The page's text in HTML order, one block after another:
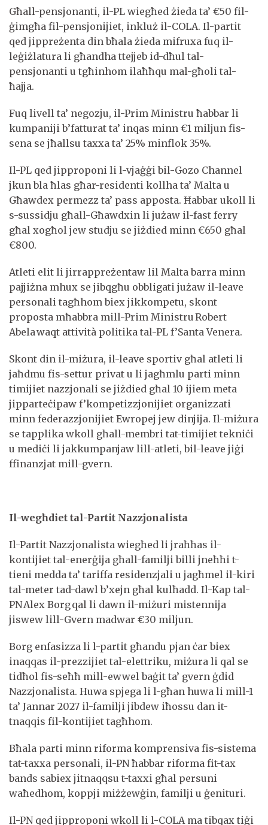
Għall-pensjonanti, il-PL wiegħed żieda ta’ €50 fil-
ġimgħa fil-pensjonijiet, inkluż il-COLA. Il-partit
qed jippreżenta din bħala żieda mifruxa fuq il-
leġiżlatura li għandha ttejjeb id-dħul tal-
pensjonanti u tgħinhom ilaħħqu mal-għoli tal-
ħajja.
Fuq livell ta’ negozju, il-Prim Ministru ħabbar li
kumpaniji b’fatturat ta’ inqas minn €1 miljun fis-
sena se jħallsu taxxa ta’ 25% minflok 35%.
Il-PL qed jipproponi li l-vjaġġi bil-Gozo Channel
jkun bla ħlas għar-residenti kollha ta’ Malta u
Għawdex permezz ta’ pass apposta. Ħabbar ukoll li
s-sussidju għall-Għawdxin li jużaw il-fast ferry
għal xogħol jew studju se jiżdied minn €650 għal
€800.
Atleti elit li jirrappreżentaw lil Malta barra minn
pajjiżna mhux se jibqgħu obbligati jużaw il-leave
personali tagħhom biex jikkompetu, skont
proposta mħabbra mill-Prim Ministru Robert
Abela waqt attività politika tal-PL f’Santa Venera.
Skont din il-miżura, il-leave sportiv għal atleti li
jaħdmu fis-settur privat u li jagħmlu parti minn
timijiet nazzjonali se jiżdied għal 10 ijiem meta
jipparteċipaw f’kompetizzjonijiet organizzati
minn federazzjonijiet Ewropej jew dinjija. Il-miżura
se tapplika wkoll għall-membri tat-timijiet tekniċi
u mediċi li jakkumpanjaw lill-atleti, bil-leave jiġi
ffinanzjat mill-gvern.
Il-wegħdiet tal-Partit Nazzjonalista
Il-Partit Nazzjonalista wiegħed li jraħħas il-
kontijiet tal-enerġija għall-familji billi jneħħi t-
tieni medda ta’ tariffa residenzjali u jagħmel il-kiri
tal-meter tad-dawl b’xejn għal kulħadd. Il-Kap tal-
PN Alex Borg qal li dawn il-miżuri mistennija
jiswew lill-Gvern madwar €30 miljun.
Borg enfasizza li l-partit għandu pjan ċar biex
inaqqas il-prezzijiet tal-elettriku, miżura li qal se
tidħol fis-seħħ mill-ewwel baġit ta’ gvern ġdid
Nazzjonalista. Huwa spjega li l-għan huwa li mill-1
ta’ Jannar 2027 il-familji jibdew iħossu dan it-
tnaqqis fil-kontijiet tagħhom.
Bħala parti minn riforma komprensiva fis-sistema
tat-taxxa personali, il-PN ħabbar riforma fit-tax
bands sabiex jitnaqqsu t-taxxi għal persuni
waħedhom, koppji miżżewġin, familji u ġenituri.
Il-PN qed jipproponi wkoll li l-COLA ma tibqax tiġi